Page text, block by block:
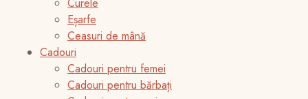
Eșarfe
Ceasuri de mână
Cadouri
Cadouri pentru femei
Cadouri pentru bărbați